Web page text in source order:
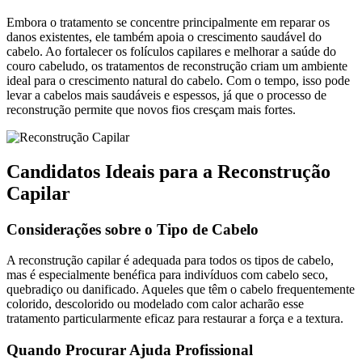
Embora o tratamento se concentre principalmente em reparar os
danos existentes, ele também apoia o crescimento saudável do
cabelo. Ao fortalecer os folículos capilares e melhorar a saúde do
couro cabeludo, os tratamentos de reconstrução criam um ambiente
ideal para o crescimento natural do cabelo. Com o tempo, isso pode
levar a cabelos mais saudáveis e espessos, já que o processo de
reconstrução permite que novos fios cresçam mais fortes.
Candidatos Ideais para a Reconstrução
Capilar
Considerações sobre o Tipo de Cabelo
A reconstrução capilar é adequada para todos os tipos de cabelo,
mas é especialmente benéfica para indivíduos com cabelo seco,
quebradiço ou danificado. Aqueles que têm o cabelo frequentemente
colorido, descolorido ou modelado com calor acharão esse
tratamento particularmente eficaz para restaurar a força e a textura.
Quando Procurar Ajuda Profissional